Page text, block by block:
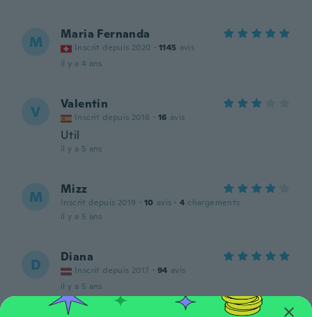
M Maria Fernanda
Inscrit depuis 2020 · 1145 avis
il y a 4 ans
V Valentin
Inscrit depuis 2016 · 16 avis
Util
il y a 5 ans
M Mizz
Inscrit depuis 2019 · 10 avis · 4 chargements
il y a 5 ans
D Diana
Inscrit depuis 2017 · 94 avis
il y a 5 ans